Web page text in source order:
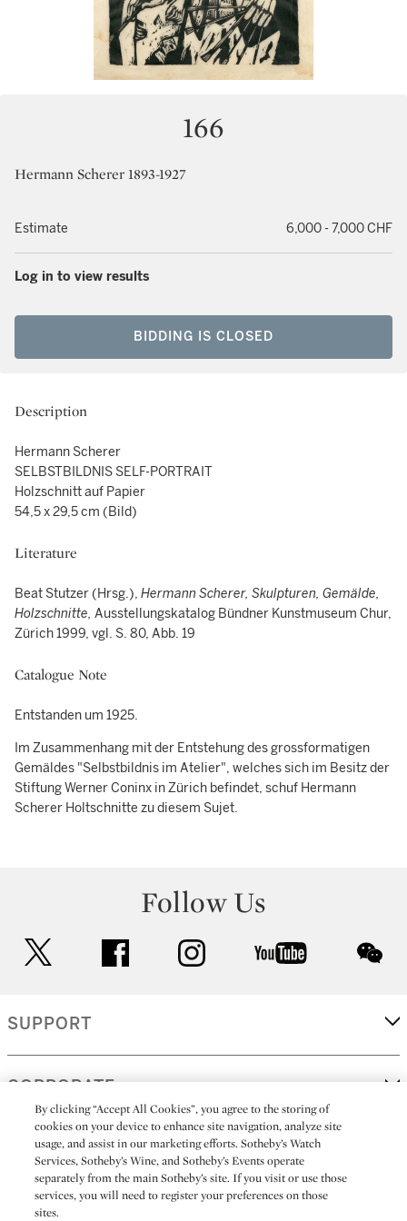
166
Hermann Scherer 1893-1927
Estimate 6,000 - 7,000 CHF
Log in to view results
BIDDING IS CLOSED
Description
Hermann Scherer
SELBSTBILDNIS SELF-PORTRAIT
Holzschnitt auf Papier
54,5 x 29,5 cm (Bild)
Literature
Beat Stutzer (Hrsg.), Hermann Scherer, Skulpturen, Gemälde,
Holzschnitte, Ausstellungskatalog Bündner Kunstmuseum Chur,
Zürich 1999, vgl. S. 80, Abb. 19
Catalogue Note
Entstanden um 1925.
Im Zusammenhang mit der Entstehung des grossformatigen
Gemäldes "Selbstbildnis im Atelier", welches sich im Besitz der
Stiftung Werner Coninx in Zürich befindet, schuf Hermann
Scherer Holtschnitte zu diesem Sujet.
Follow Us
facebook instagram youtube
SUPPORT
CORPORATE
MORE...
By clicking “Accept All Cookies”, you agree to the storing of
cookies on your device to enhance site navigation, analyze site
usage, and assist in our marketing efforts. Sotheby’s Watch
Services, Sotheby’s Wine, and Sotheby’s Events operate
separately from the main Sotheby’s site. If you visit or use those
services, you will need to register your preferences on those
sites.